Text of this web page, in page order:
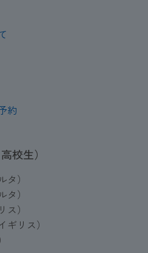
約
校生）
タ）
タ）
ス）
ギリス）